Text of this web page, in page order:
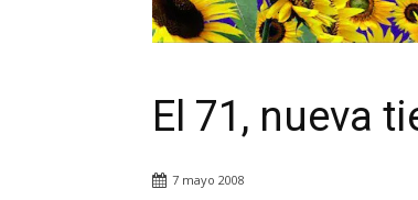
El 71, nueva
7 mayo 2008